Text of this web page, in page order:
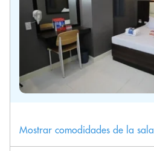
Mostrar comodidades de la sala